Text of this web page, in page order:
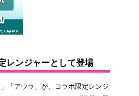
レンジャーとして登場
「アウラ」が、コラボ限定レンジ